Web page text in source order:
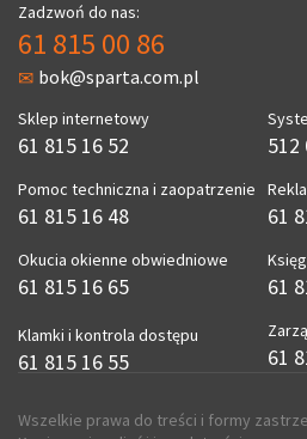
Zadzwoń do nas:
61 815 00 86
bok@sparta.com.pl
Sklep internetowy
61 815 16 52
Pomoc techniczna i zaopatrzenie
61 815 16 48
Okucia okienne obwiedniowe
61 815 16 65
Klamki i kontrola dostępu
61 815 16 55
512
61
61
61
Wszelkie prawa do treści i formy